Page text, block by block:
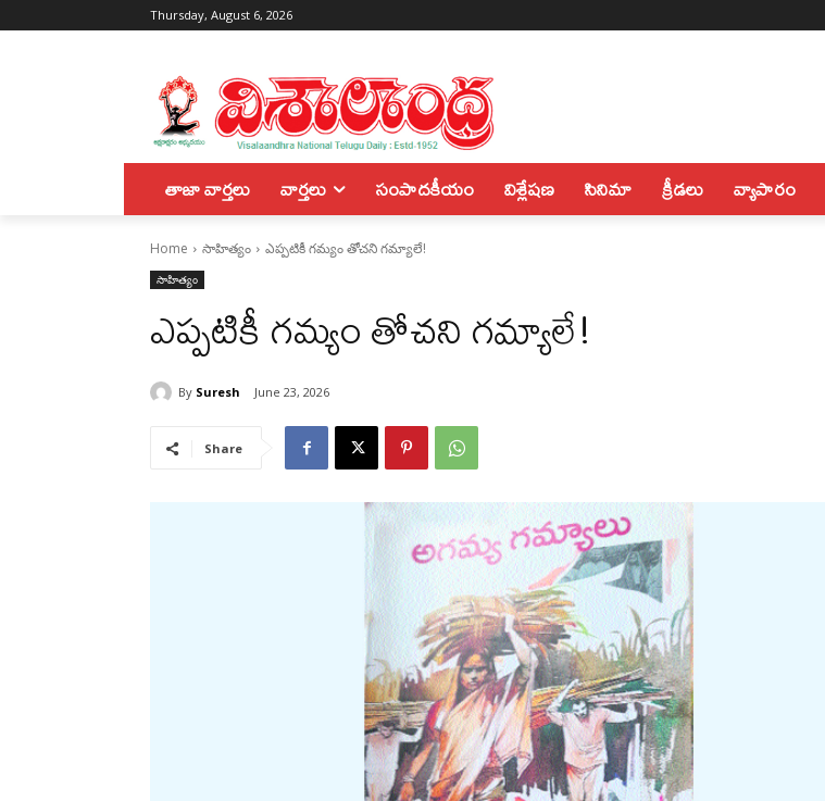
Thursday, August 6, 2026
తాజా వార్తలు వార్తలు సంపాదకీయం విశ్లేషణ సినిమా క్రీడలు వ్యాపారం
Home సాహిత్యం ఎప్పటికీ గమ్యం తోచని గమ్యాలే!
సాహిత్యం
ఎప్పటికీ గమ్యం తోచని గమ్యాలే!
By Suresh June 23, 2026
Share